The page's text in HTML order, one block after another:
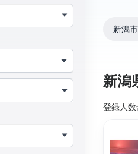
新潟市
新潟
登録人